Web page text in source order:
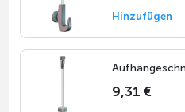
Hinzufügen
9,31 €